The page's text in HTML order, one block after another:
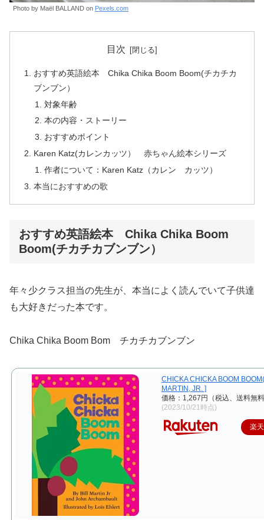
Photo by Maël BALLAND on Pexels.com
目次
おすすめ英語絵本 Chika Chika Boom Boom(チカチカ
ブンブン）
対象年齢
本の内容・ストーリー
おすすめポイント
Karen Katz(カレンカッツ） 赤ちゃん絵本シリーズ
作者について：Karen Katz（カレン カッツ）
本当におすすめの歌
おすすめ英語絵本 Chika Chika Boom
Boom(チカチカブンブン）
年々少クラス担当の先生が、本当によく読んでいて子供達
も大好きだった本です。
Chika Chika Boom Bom チカチカブンブン
CHICKA CHICKA BOOM
MARTIN, JR. ]
価格：1,267円（税込、送料無
(2023/10/21時点)
楽